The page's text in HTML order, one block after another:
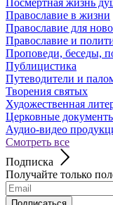
Православие в жизни
Православие для
Православие и
Проповеди, беседы,
Публицистика
Путеводители и
Творения святых
Художественная
Церковные
Аудио-видео
Смотреть все
Подписка
Получайте только